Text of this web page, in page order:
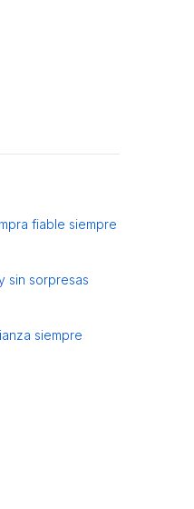
fiable siempre
sin sorpresas
siempre